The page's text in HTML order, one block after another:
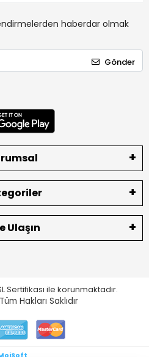
haberdar olmak
Gönder
Ulaşın
Sertifikası ile korunmaktadır.
Tüm Hakları Saklıdır